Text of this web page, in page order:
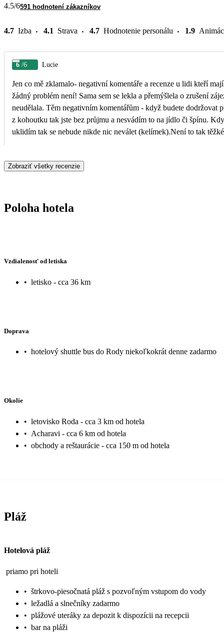
4.5/6591 hodnotení zákazníkov
4.7 Izba 4.1 Strava 4.7 Hodnotenie personálu 1.9
6 /6 Lucie
Jen co mě zklamalo- negativní komentáře a recenze u lidi kteří
žádný problém není! Sama sem se lekla a přemýšlela o zrušení
neudělala. Těm negativním komentářům - když budete dodržovat pravidla hotelu . Nepít vodu
z kohoutku tak jste bez průjmu a nesvádím to na jídlo či špínu.
uklidím tak se nebude nikde nic neválet (kelímek).Není to tak těžké!!! Kritizoval umí každý a
Zobraziť všetky recenzie
Poloha hotela
Vzdialenosť od letiska
• letisko - cca 36 km
Doprava
• hotelový shuttle bus do Rody niekoľkokrát denne zadarmo
Okolie
• letovisko Roda - cca 3 km od hotela
• Acharavi - cca 6 km od hotela
• obchody a reštaurácie - cca 150 m od hotela
Pláž
Hotelová pláž
priamo pri hoteli
• štrkovo-piesočnatá pláž s pozvoľným vstupom do vody
• ležadlá a slnečníky zadarmo
• plážové uteráky za depozit k dispozícii na recepcii
• bar na pláži